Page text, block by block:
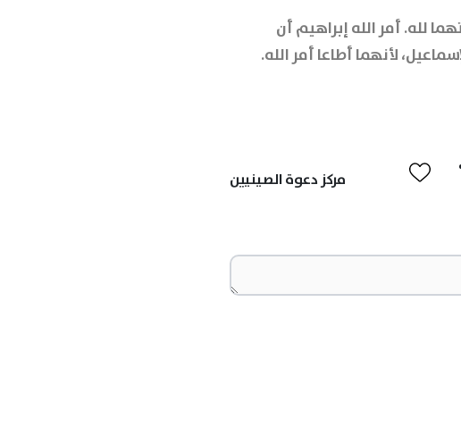
لله. أمر الله إبراهيم أن
لأنهما أطاعا أمر الله.
مركز دعوة الصينيين